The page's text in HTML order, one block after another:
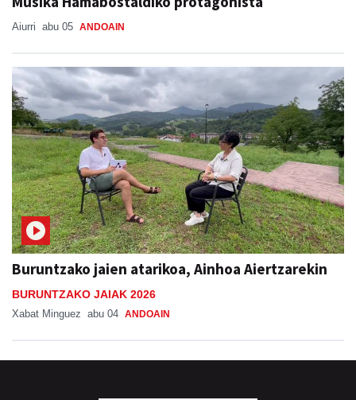
Aiurri abu 05 ANDOAIN
Buruntzako jaien atarikoa, Ainhoa Aiertzarekin
BURUNTZAKO JAIAK 2026
Xabat Minguez abu 04 ANDOAIN